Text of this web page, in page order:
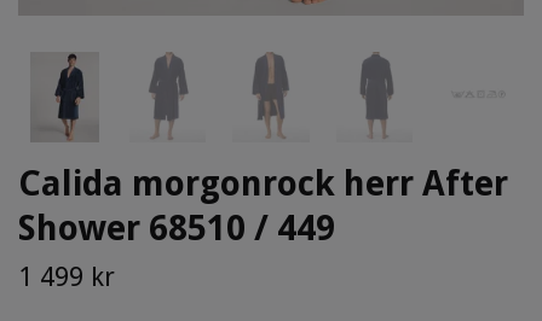
Calida morgonrock herr After
Shower 68510 / 449
1 499 kr